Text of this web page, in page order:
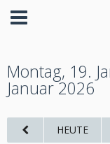
Montag, 19.
Januar 2026
HEUTE